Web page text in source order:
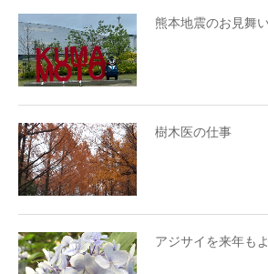
熊本地震のお見舞い
樹木医の仕事
アジサイを来年も